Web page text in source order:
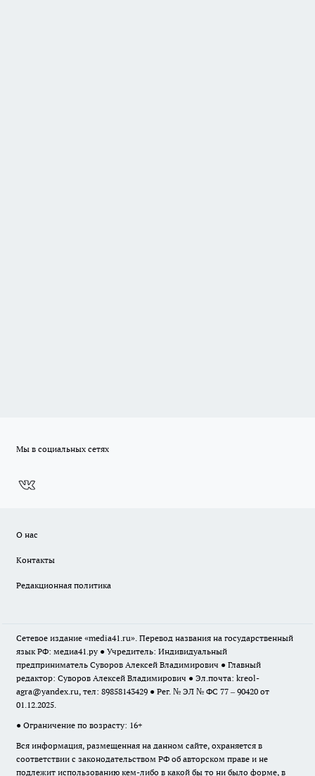
Мы в социальных сетях
О нас
Контакты
Редакционная политика
Сетевое издание «media41.ru». Перевод названия на государственный
язык РФ: медиа41.ру ● Учредитель: Индивидуальный
предприниматель Суворов Алексей Владимирович ● Главный
редактор: Суворов Алексей Владимирович ● Эл.почта: kreol-
agra@yandex.ru, тел: 89858143429 ● Рег. № ЭЛ № ФС 77 – 90420 от
01.12.2025.
● Ограничение по возрасту: 16+
Вся информация, размещенная на данном сайте, охраняется в
соответствии с законодательством РФ об авторском праве и не
подлежит использованию кем-либо в какой бы то ни было форме, в